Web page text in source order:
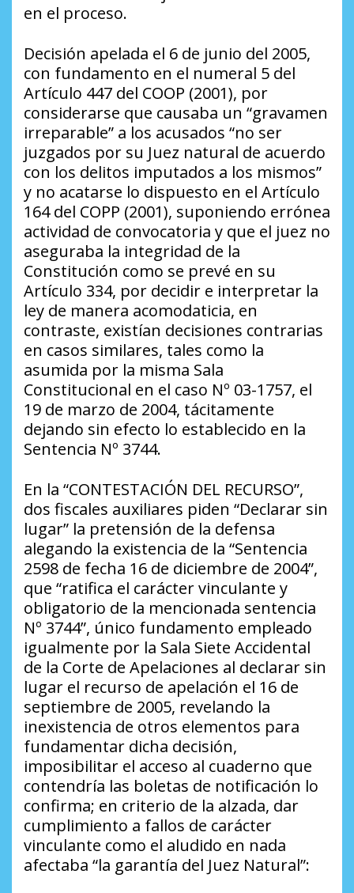
en el proceso.
Decisión apelada el 6 de junio del 2005,
con fundamento en el numeral 5 del
Artículo 447 del COOP (2001), por
considerarse que causaba un “gravamen
irreparable” a los acusados “no ser
juzgados por su Juez natural de acuerdo
con los delitos imputados a los mismos”
y no acatarse lo dispuesto en el Artículo
164 del COPP (2001), suponiendo errónea
actividad de convocatoria y que el juez no
aseguraba la integridad de la
Constitución como se prevé en su
Artículo 334, por decidir e interpretar la
ley de manera acomodaticia, en
contraste, existían decisiones contrarias
en casos similares, tales como la
asumida por la misma Sala
Constitucional en el caso Nº 03-1757, el
19 de marzo de 2004, tácitamente
dejando sin efecto lo establecido en la
Sentencia Nº 3744.
En la “CONTESTACIÓN DEL RECURSO”,
dos fiscales auxiliares piden “Declarar sin
lugar” la pretensión de la defensa
alegando la existencia de la “Sentencia
2598 de fecha 16 de diciembre de 2004”,
que “ratifica el carácter vinculante y
obligatorio de la mencionada sentencia
Nº 3744”, único fundamento empleado
igualmente por la Sala Siete Accidental
de la Corte de Apelaciones al declarar sin
lugar el recurso de apelación el 16 de
septiembre de 2005, revelando la
inexistencia de otros elementos para
fundamentar dicha decisión,
imposibilitar el acceso al cuaderno que
contendría las boletas de notificación lo
confirma; en criterio de la alzada, dar
cumplimiento a fallos de carácter
vinculante como el aludido en nada
afectaba “la garantía del Juez Natural”: